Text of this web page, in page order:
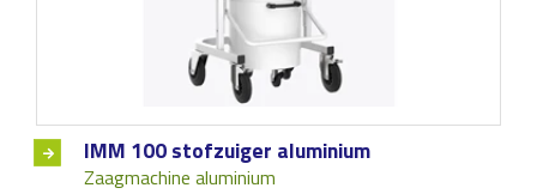
IMM 100 stofzuiger aluminium
Zaagmachine aluminium